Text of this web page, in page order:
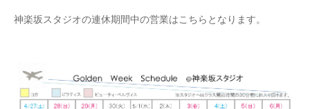
神楽坂スタジオの連休期間中の営業はこちらとなります。